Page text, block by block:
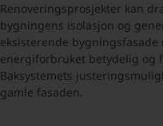
Renoveringsprosjekter kan
bygningens isolasjon og
eksisterende
energiforbruket betydelig og
Baksystemets
gamle fasaden.